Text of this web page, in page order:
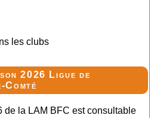
les clubs
2026 Ligue de
Comté
de la LAM BFC est consultable